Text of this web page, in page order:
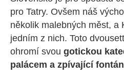
pro Tatry. Ovšem náš
několik malebných měst, a
jedním z nich. Toto
ohromí svou gotickou
palácem a zpívající